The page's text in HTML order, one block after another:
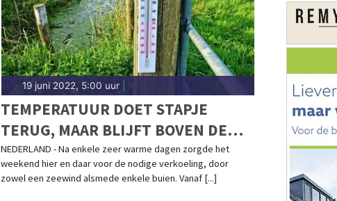
19 juni 2022, 5:00 uur|
TEMPERATUUR DOET STAPJE
TERUG, MAAR BLIJFT BOVEN DE
TWINTIG GRADEN BIJ OFFICIËLE
START ZOMER
NEDERLAND - Na enkele zeer warme dagen zorgde het
weekend hier en daar voor de nodige verkoeling, door
zowel een zeewind alsmede enkele buien. Vanaf [...]